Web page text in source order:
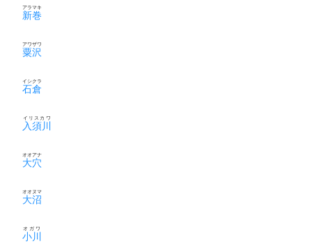
新巻
アラマキ
粟沢
アワザワ
石倉
イシクラ
入須川
イリスカワ
大穴
オオアナ
大沼
オオヌマ
小川
オガワ